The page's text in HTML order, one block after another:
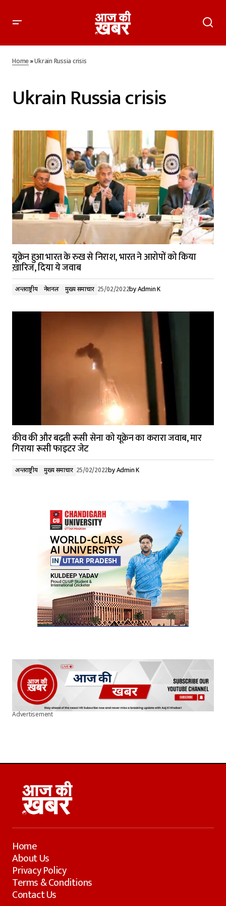
Home»Ukrain Russia crisis
Ukrain Russia crisis
यूक्रेन हुआ भारत के रुख से निराश, भारत ने आरोपों को किया
ख़ारिज, दिया ये जवाब
अन्तर्राष्ट्रीय नेशनल मुख्य समाचार 25/02/2022byAdmin K
कीव की और बढ़ती रूसी सेना को यूक्रेन का करारा जवाब, मार
गिराया रूसी फाइटर जेट
अन्तर्राष्ट्रीय मुख्य समाचार 25/02/2022by Admin K
Advertisement
Home
About Us
Privacy Policy
Terms & Conditions
Contact Us